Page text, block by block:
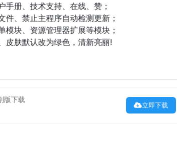
册、技术支持、在线、赞；
、禁止主程序自动检测更新；
块、资源管理器扩展等模块；
皮肤默认改为绿色，清新亮丽!
版下载
立即下载